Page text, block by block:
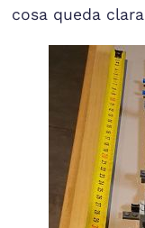
cosa queda clara